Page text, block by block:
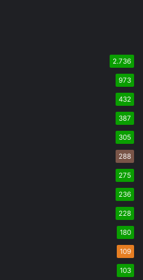
2.736
973
432
387
305
288
275
236
228
180
109
103